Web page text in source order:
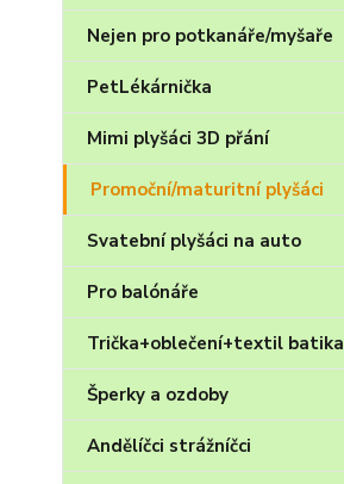
Nejen pro potkanáře/myšaře
PetLékárnička
Mimi plyšáci 3D přání
Promoční/maturitní plyšáci
Svatební plyšáci na auto
Pro balónáře
Trička+oblečení+textil batika
Šperky a ozdoby
Andělíčci strážníčci